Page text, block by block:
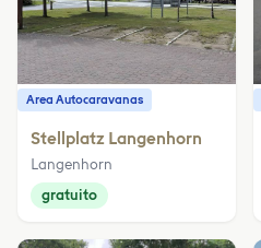
Area Autocaravanas
Stellplatz Langenhorn
Langenhorn
gratuito